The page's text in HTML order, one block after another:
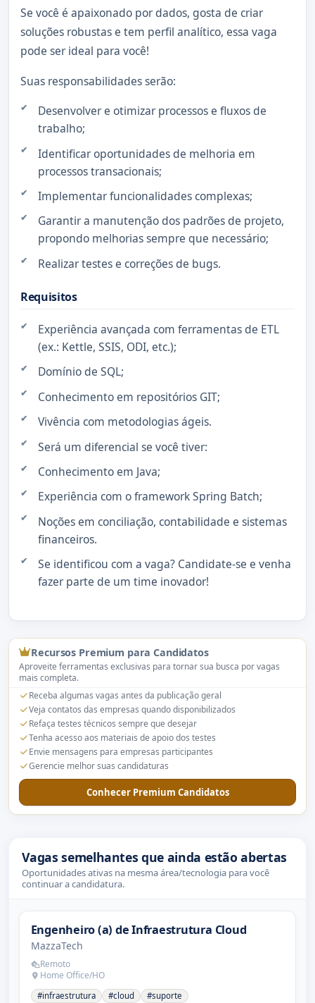
Se você é apaixonado por dados, gosta de criar
soluções robustas e tem perfil analítico, essa vaga
pode ser ideal para você!
Suas responsabilidades serão:
Desenvolver e otimizar processos e fluxos de
trabalho;
Identificar oportunidades de melhoria em
processos transacionais;
Implementar funcionalidades complexas;
Garantir a manutenção dos padrões de projeto,
propondo melhorias sempre que necessário;
Realizar testes e correções de bugs.
Requisitos
Experiência avançada com ferramentas de ETL
(ex.: Kettle, SSIS, ODI, etc.);
Domínio de SQL;
Conhecimento em repositórios GIT;
Vivência com metodologias ágeis.
Será um diferencial se você tiver:
Conhecimento em Java;
Experiência com o framework Spring Batch;
Noções em conciliação, contabilidade e sistemas
financeiros.
Se identificou com a vaga? Candidate-se e venha
fazer parte de um time inovador!
Recursos Premium para Candidatos
Aproveite ferramentas exclusivas para tornar sua busca por vagas
mais completa.
Receba algumas vagas antes da publicação geral
Veja contatos das empresas quando disponibilizados
Refaça testes técnicos sempre que desejar
Tenha acesso aos materiais de apoio dos testes
Envie mensagens para empresas participantes
Gerencie melhor suas candidaturas
Conhecer Premium Candidatos
Vagas semelhantes que ainda estão abertas
Oportunidades ativas na mesma área/tecnologia para você
continuar a candidatura.
Engenheiro (a) de Infraestrutura Cloud
MazzaTech
Remoto
Home Office/HO
#infraestrutura #cloud #suporte